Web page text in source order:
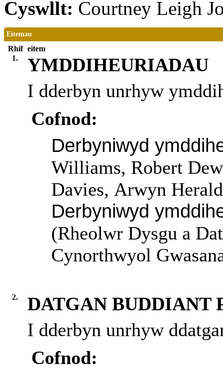
Cyswllt: Courtney Leigh
Eitemau
Rhif eitem
1.
YMDDIHEURIADAU
I dderbyn unrhyw
Cofnod:
Derbyniwyd
Williams, Robert
Davies, Arwyn
Derbyniwyd
(Rheolwr Dysgu a
Cynorthwyol
2.
DATGAN BUDDIANT
I dderbyn unrhyw
Cofnod: